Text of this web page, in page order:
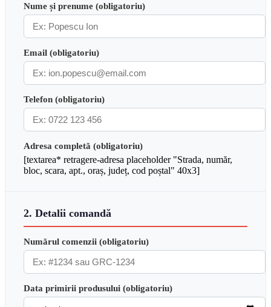
Nume și prenume (obligatoriu)
Email (obligatoriu)
Telefon (obligatoriu)
Adresa completă (obligatoriu)
[textarea* retragere-adresa placeholder "Strada, număr,
bloc, scara, apt., oraș, județ, cod poștal" 40x3]
2. Detalii comandă
Numărul comenzii (obligatoriu)
Data primirii produsului (obligatoriu)